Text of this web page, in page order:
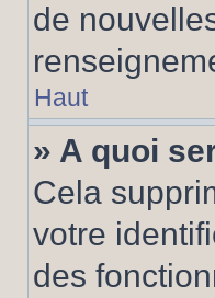
de
Haut
» A quoi
Cela
votre
des